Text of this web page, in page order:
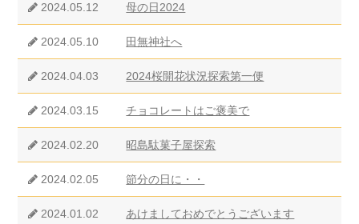
2024.05.12 母の日2024
2024.05.10 田無神社へ
2024.04.03 2024桜開花状況探索第一便
2024.03.15 チョコレートはご褒美で
2024.02.20 昭島駄菓子屋探索
2024.02.05 節分の日に・・
2024.01.02 あけましておめでとうございます